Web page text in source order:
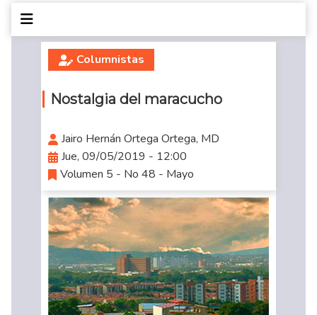
Columnistas
Nostalgia del maracucho
Jairo Hernán Ortega Ortega, MD
Jue, 09/05/2019 - 12:00
Volumen 5 - No 48 - Mayo